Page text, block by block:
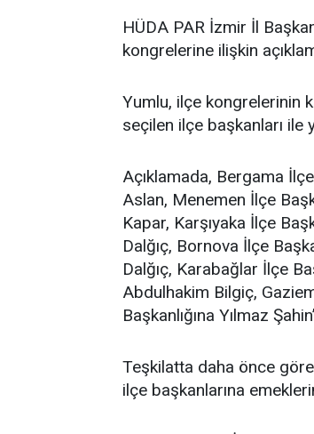
HÜDA PAR İzmir İl
kongrelerine ilişkin
Yumlu, ilçe kongrelerinin
seçilen ilçe başkanları ile
Açıklamada, Bergama
Aslan, Menemen İlçe
Kapar, Karşıyaka İlçe
Dalğıç, Bornova İlçe
Dalğıç, Karabağlar İlçe
Abdulhakim Bilgiç,
Başkanlığına Yılmaz
Teşkilatta daha önce
ilçe başkanlarına